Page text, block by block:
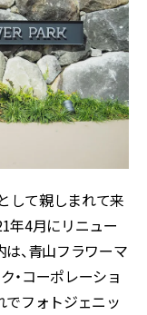
して親しまれて来
年4月にリニュー
、青山フラワーマ
・コーポレーショ
でフォトジェニッ